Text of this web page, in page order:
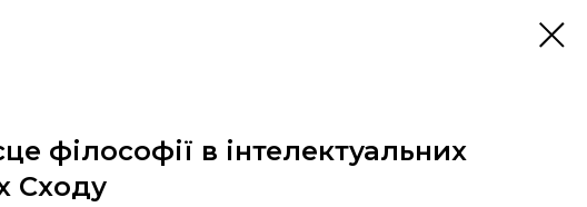
філософії в інтелектуальних
Сходу